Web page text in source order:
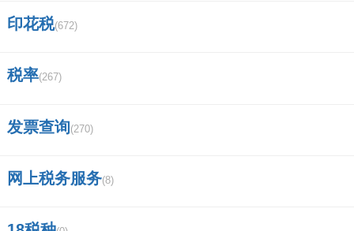
今天早上登陆广发证券，连续登陆几次
回事呀？
印花税(672)
税率(267)
发票查询(270)
网上税务服务(8)